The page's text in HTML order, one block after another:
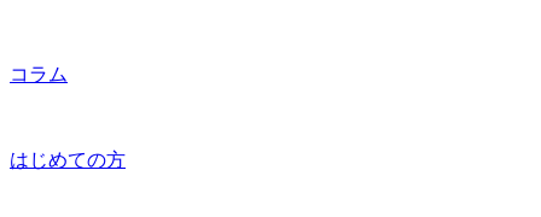
コラム
はじめての方